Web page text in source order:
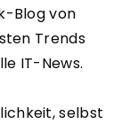
Blog von
Trends
IT-News.
selbst